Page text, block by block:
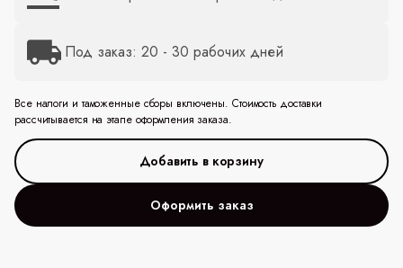
Под заказ: 20 - 30 рабочих дней
Все налоги и таможенные сборы включены. Стоимость доставки
рассчитывается на этапе оформления заказа.
Оформить заказ